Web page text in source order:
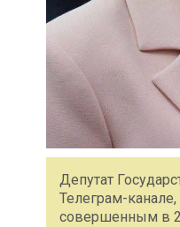
Депутат
Телеграм-
совершенным в